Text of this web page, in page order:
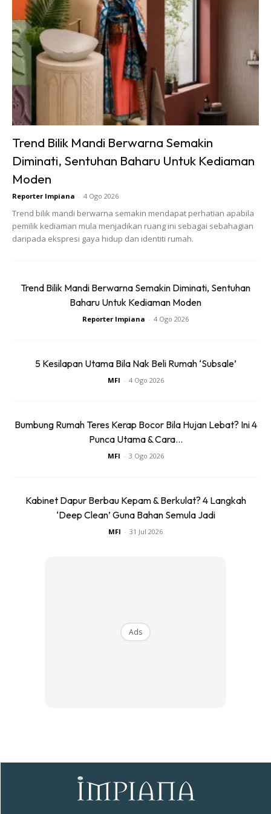
dapat diatur sesuai dengan keinginan.
Ads
dinding perlu sepadan dengan rekaan bilik mandi.
Trend Bilik Mandi Berwarna Semakin
Diminati, Sentuhan Baharu Untuk Kediaman
Moden
Reporter Impiana - 4 Ogo 2026
Trend bilik mandi berwarna semakin mendapat perhatian apabila
pemilik kediaman mula menjadikan ruang ini sebagai sebahagian
daripada ekspresi gaya hidup dan identiti rumah.
Trend Bilik Mandi Berwarna Semakin Diminati, Sentuhan
Baharu Untuk Kediaman Moden
Reporter Impiana - 4 Ogo 2026
5 Kesilapan Utama Bila Nak Beli Rumah ‘Subsale’
MFI - 4 Ogo 2026
Bumbung Rumah Teres Kerap Bocor Bila Hujan Lebat? Ini 4
Punca Utama & Cara...
MFI - 3 Ogo 2026
Kabinet Dapur Berbau Kepam & Berkulat? 4 Langkah
‘Deep Clean’ Guna Bahan Semula Jadi
MFI - 31 Jul 2026
Ads